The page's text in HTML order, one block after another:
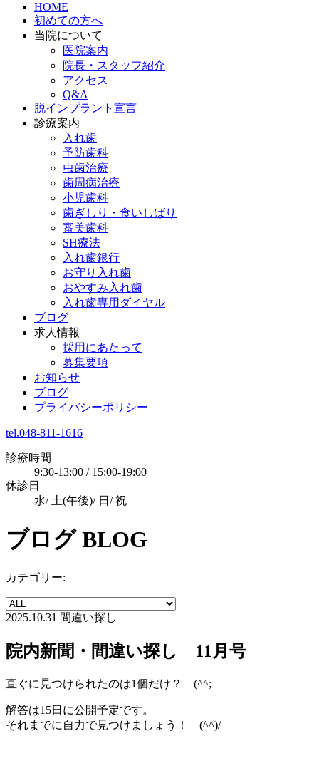
HOME
初めての方へ
当院について
医院案内
院長・スタッフ紹介
アクセス
Q&A
脱インプラント宣言
診療案内
入れ歯
予防歯科
虫歯治療
歯周病治療
小児歯科
歯ぎしり・食いしばり
審美歯科
SH療法
入れ歯銀行
お守り入れ歯
おやすみ入れ歯
入れ歯専用ダイヤル
ブログ
求人情報
採用にあたって
募集要項
お知らせ
ブログ
プライバシーポリシー
tel.048-811-1616
診療時間
9:30-13:00 / 15:00-19:00
休診日
水/ 土(午後)/ 日/ 祝
ブログ BLOG
カテゴリー:
2025.10.31 間違い探し
院内新聞・間違い探し 11月号
直ぐに見つけられたのは1個だけ？ (^^;
解答は15日に公開予定です。
それまでに自力で見つけましょう！ (^^)/